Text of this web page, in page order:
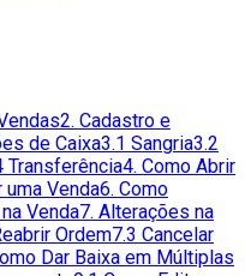
2. Cadastro e
de Caixa3.1 Sangria3.2
Transferência4. Como Abrir
uma Venda6. Como
Venda7. Alterações na
Ordem7.3 Cancelar
Dar Baixa em Múltiplas